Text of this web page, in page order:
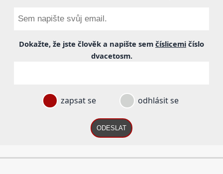
Dokažte, že jste člověk a napište sem číslicemi číslo
dvacetosm.
zapsat se odhlásit se
ODESLAT